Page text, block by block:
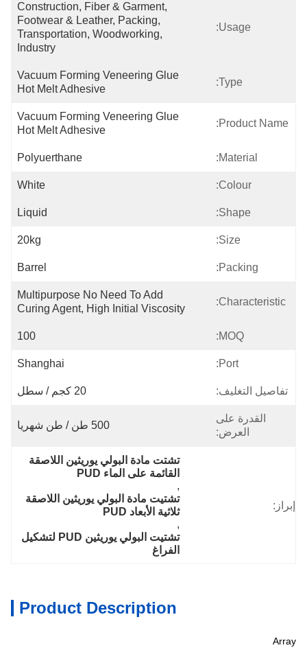
Usage:
Construction, Fiber & Garment,
Footwear & Leather, Packing,
Transportation, Woodworking,
Industry
Type:
Vacuum Forming Veneering Glue
Hot Melt Adhesive
Product Name:
Vacuum Forming Veneering Glue
Hot Melt Adhesive
Material:
Polyuerthane
Colour:
White
Shape:
Liquid
Size:
20kg
Packing:
Barrel
Characteristic:
Multipurpose No Need To Add
Curing Agent, High Initial Viscosity
MOQ:
100
Port:
Shanghai
تفاصيل التغليف: 20 كجم / سطل
القدرة على
العرض:
500 طن / طن شهريا
إبراز:
تشتت مادة البولي يوريثين اللاصقة
القائمة على الماء PUD
,
تشتيت مادة البولي يوريثين اللاصقة
ثلاثية الأبعاد PUD
,
تشتيت البولي يوريثين PUD لتشكيل
الفراغ
Product Description
Array